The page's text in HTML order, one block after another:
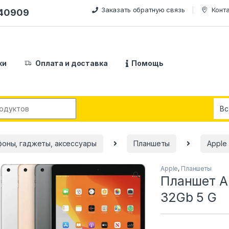
Заказать обратную связь
Оплата и доставка Помощь
гаджеты, аксессуары Планшеты Apple
🔍
Apple, Планшеты
Планшет
32Gb 5 G